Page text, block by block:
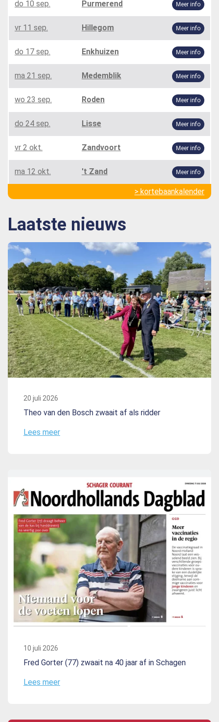
do 10 sep. Purmerend Meer info
vr 11 sep. Hillegom Meer info
do 17 sep. Enkhuizen Meer info
ma 21 sep. Medemblik Meer info
wo 23 sep. Roden Meer info
do 24 sep. Lisse Meer info
vr 2 okt. Zandvoort Meer info
ma 12 okt. 't Zand Meer info
> kortebaankalender
Laatste nieuws
20 juli 2026
Theo van den Bosch zwaait af als ridder
Lees meer
10 juli 2026
Fred Gorter (77) zwaait na 40 jaar af in Schagen
Lees meer